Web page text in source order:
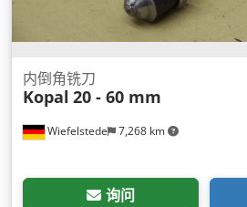
Wiefelstede 7,268 km
内倒角铣刀
Kopal 20 - 60 mm
询问